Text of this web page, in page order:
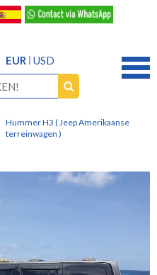
EUR USD
Hummer H3 ( Jeep Amerikaanse
terreinwagen )